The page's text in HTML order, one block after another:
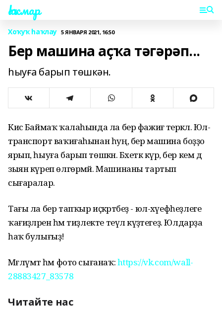
Һаҡмар
Хоҡуҡ һаҡлау 5 ЯНВАРЯ 2021, 16:50
Бер машина аҫҡа тәгәрәп...
һыуға барып төшкән.
Кисә Баймаҡ ҡалаһында ла бер фажиғә терәкәлә. Юл-
транспорт ваҡиғаһынан һуң, бер машина боҙҙо
ярып, һыуға барып төшкән. Бәхеткә күрә, бер кем дә
зыян күреп өлгөрмәй. Машинаны тартып
сығаралар.
Тағы ла бер тапҡыр иҫкәртәбеҙ - юл-хәүефһеҙлеге
ҡағиҙәләрен һәм тиҙлекте теүәл күҙәтегеҙ. Юлдарҙа
һаҡ булығыҙ!
Мәғлүмәт һәм фото сығанаҡ:https://vk.com/wall-
28883427_83578
Читайте нас